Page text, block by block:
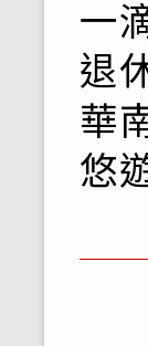
一
退
華
悠